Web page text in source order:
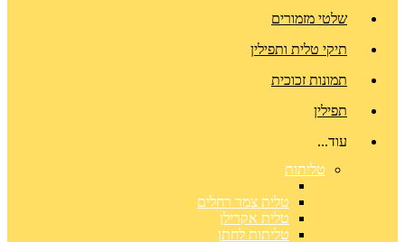
שלטי מזמורים
תיקי טלית ותפילין
תמונות זכוכית
תפילין
עוד...
טליתות
טלית צמר רחלים
טלית אקרילן
טליתות לחתן